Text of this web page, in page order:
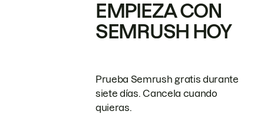
EMPIEZA CON
SEMRUSH HOY
Prueba Semrush gratis durante
siete días. Cancela cuando
quieras.